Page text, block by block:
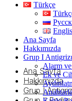
Ana Sayfa
Hakkımızda
Grup I
Türkçe
Ana Sayfa
Hakkımızda
Grup I
Alarm
Ek ve